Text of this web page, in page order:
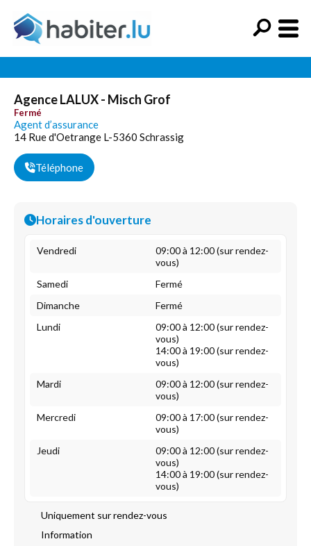
Agence LALUX - Misch Grof
Fermé
Agent d’assurance
14 Rue d'Oetrange L-5360 Schrassig
Téléphone
Horaires d'ouverture
Vendredi
09:00 à 12:00 (sur rendez-
vous)
Samedi
Fermé
Dimanche
Fermé
Lundi
09:00 à 12:00 (sur rendez-
vous)
14:00 à 19:00 (sur rendez-
vous)
Mardi
09:00 à 12:00 (sur rendez-
vous)
Mercredi
09:00 à 17:00 (sur rendez-
vous)
Jeudi
09:00 à 12:00 (sur rendez-
vous)
14:00 à 19:00 (sur rendez-
vous)
Uniquement sur rendez-vous
Information